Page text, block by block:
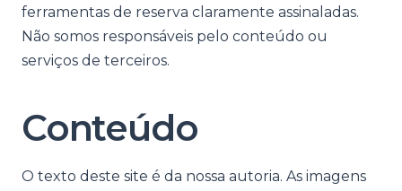
ferramentas de reserva claramente assinaladas.
Não somos responsáveis pelo conteúdo ou
serviços de terceiros.
Conteúdo
O texto deste site é da nossa autoria. As imagens